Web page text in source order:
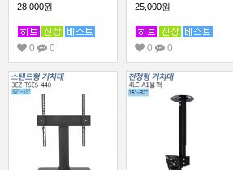
28,000원
0 0
25,000원
0 0